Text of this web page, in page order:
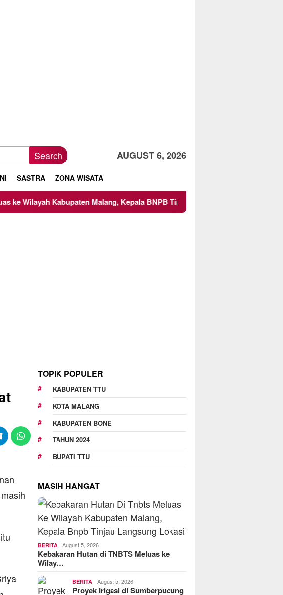
Search AUGUST 6, 2026
SASTRA ZONA WISATA
Kabupaten Malang, Kepala BNPB Tinjau Langsung Lokasi
TOPIK POPULER
KABUPATEN TTU
KOTA MALANG
KABUPATEN BONE
TAHUN 2024
BUPATI TTU
MASIH HANGAT
BERITA August 5, 2026
Kebakaran Hutan di TNBTS Meluas ke
Wilay…
BERITA August 5, 2026
Proyek Irigasi di Sumberpucung